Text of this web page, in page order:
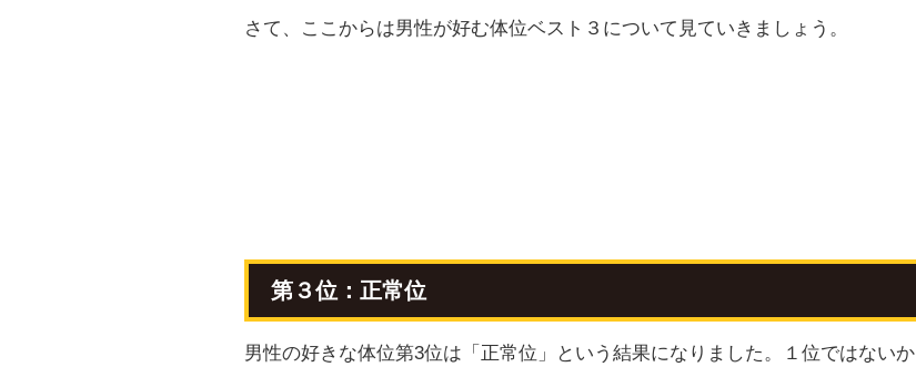
さて、ここからは男性が好む体位ベスト３について見ていきましょう。
第３位：正常位
男性の好きな体位第3位は「正常位」という結果になりました。１位ではないか